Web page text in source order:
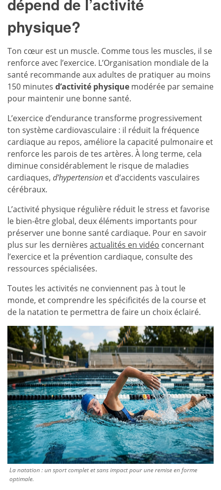
physique?
Ton cœur est un muscle. Comme tous les muscles, il se
renforce avec l’exercice. L’Organisation mondiale de la
santé recommande aux adultes de pratiquer au moins
150 minutes d’activité physique modérée par semaine
pour maintenir une bonne santé.
L’exercice d’endurance transforme progressivement
ton système cardiovasculaire : il réduit la fréquence
cardiaque au repos, améliore la capacité pulmonaire et
renforce les parois de tes artères. À long terme, cela
diminue considérablement le risque de maladies
cardiaques, d’hypertension et d’accidents vasculaires
cérébraux.
L’activité physique régulière réduit le stress et favorise
le bien-être global, deux éléments importants pour
préserver une bonne santé cardiaque. Pour en savoir
plus sur les dernières actualités en vidéo concernant
l’exercice et la prévention cardiaque, consulte des
ressources spécialisées.
Toutes les activités ne conviennent pas à tout le
monde, et comprendre les spécificités de la course et
de la natation te permettra de faire un choix éclairé.
La natation : un sport complet et sans impact pour une remise en forme
optimale.